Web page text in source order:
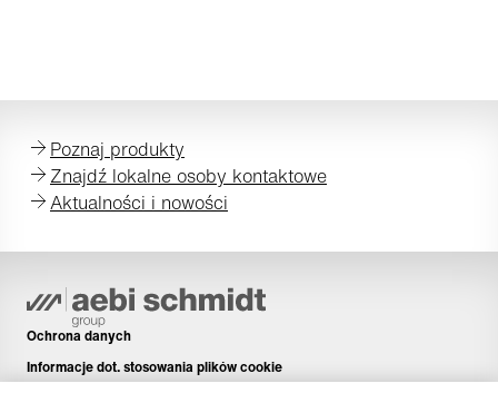
Poznaj produkty
Znajdź lokalne osoby kontaktowe
Aktualności i nowości
Ochrona danych
Informacje dot. stosowania plików cookie